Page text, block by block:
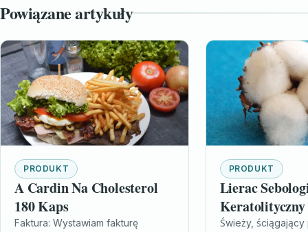
Powiązane artykuły
PRODUKT
A Cardin Na Cholesterol
180 Kaps
Faktura: Wystawiam fakturę
PRODUKT
Lierac
Świeży,